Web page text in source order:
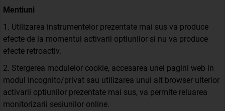
Mentiuni
1. Utilizarea instrumentelor prezentate mai sus va produce
efecte de la momentul activarii optiunilor si nu va produce
efecte retroactiv.
2. Stergerea modulelor cookie, accesarea unei pagini web in
modul incognito/privat sau utilizarea unui alt browser ulterior
activarii optiunilor prezentate mai sus, va permite reluarea
monitorizarii sesiunilor online.